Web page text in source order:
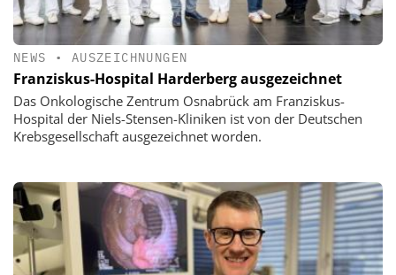
NEWS • AUSZEICHNUNGEN
Franziskus-Hospital Harderberg ausgezeichnet
Das Onkologische Zentrum Osnabrück am Franziskus-
Hospital der Niels-Stensen-Kliniken ist von der Deutschen
Krebsgesellschaft ausgezeichnet worden.